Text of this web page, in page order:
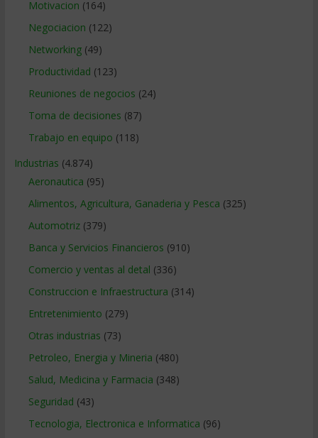
Motivacion (164)
Negociacion (122)
Networking(49)
Productividad (123)
Reuniones de negocios (24)
Toma de decisiones (87)
Trabajo en equipo (118)
Industrias (4.874)
Aeronautica (95)
Alimentos, Agricultura, Ganaderia y Pesca (325)
Automotriz(379)
Banca y Servicios Financieros (910)
Comercio y ventas al detal (336)
Construccion e Infraestructura (314)
Entretenimiento (279)
Otras industrias (73)
Petroleo, Energia y Mineria (480)
Salud, Medicina y Farmacia (348)
Seguridad (43)
Tecnologia, Electronica e Informatica (96)